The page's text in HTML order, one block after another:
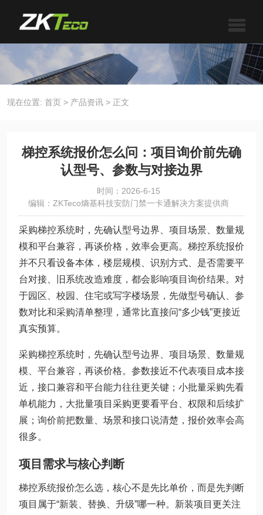
现在位置: 首页 > 产品资讯 > 正文
梯控系统报价怎么问：项目询价前先确
认型号、参数与对接边界
时间：2026-6-15
编辑：ZKTeco熵基科技安防门禁一卡通解决方案提供商
采购梯控系统时，先确认型号边界、项目场景、数量规
模和平台兼容，再谈价格，效率会更高。梯控系统报价
并不只看设备本体，楼层规模、识别方式、是否需要平
台对接、旧系统改造难度，都会影响项目询价结果。对
于园区、校园、住宅或写字楼场景，先做型号确认、参
数对比和采购清单整理，通常比直接问“多少钱”更接近
真实预算。
采购梯控系统时，先确认型号边界、项目场景、数量规
模、平台兼容，再谈价格。参数接近不代表项目成本接
近，接口兼容和平台能力往往更关键；小批量采购先看
单机能力，大批量项目采购更要看平台、权限和后续扩
展；询价前把数量、场景和接口说清楚，报价效率会高
很多。
项目需求与核心判断
梯控系统报价怎么选，核心不是先比单价，而是先判断
项目属于“新装、替换、升级”哪一种。新装项目更关注